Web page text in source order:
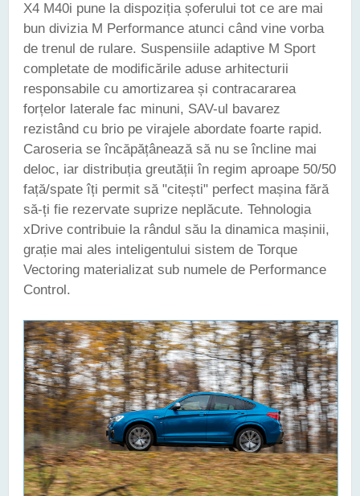
X4 M40i pune la dispoziția șoferului tot ce are mai
bun divizia M Performance atunci când vine vorba
de trenul de rulare. Suspensiile adaptive M Sport
completate de modificările aduse arhitecturii
responsabile cu amortizarea și contracararea
forțelor laterale fac minuni, SAV-ul bavarez
rezistând cu brio pe virajele abordate foarte rapid.
Caroseria se încăpățânează să nu se încline mai
deloc, iar distribuția greutății în regim aproape 50/50
față/spate îți permit să "citești" perfect mașina fără
să-ți fie rezervate suprize neplăcute. Tehnologia
xDrive contribuie la rândul său la dinamica mașinii,
grație mai ales inteligentului sistem de Torque
Vectoring materializat sub numele de Performance
Control.